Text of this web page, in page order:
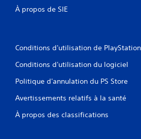
À propos de SIE
Conditions d'utilisation de PlayStation
Conditions d'utilisation du logiciel
Politique d'annulation du PS Store
Avertissements relatifs à la santé
À propos des classifications